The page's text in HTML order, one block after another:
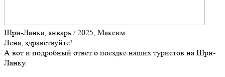
Шри-Ланка, январь / 2025, Максим
Лена, здравствуйте!
А вот и подробный ответ о поездке наших туристов на Шри-
Ланку: